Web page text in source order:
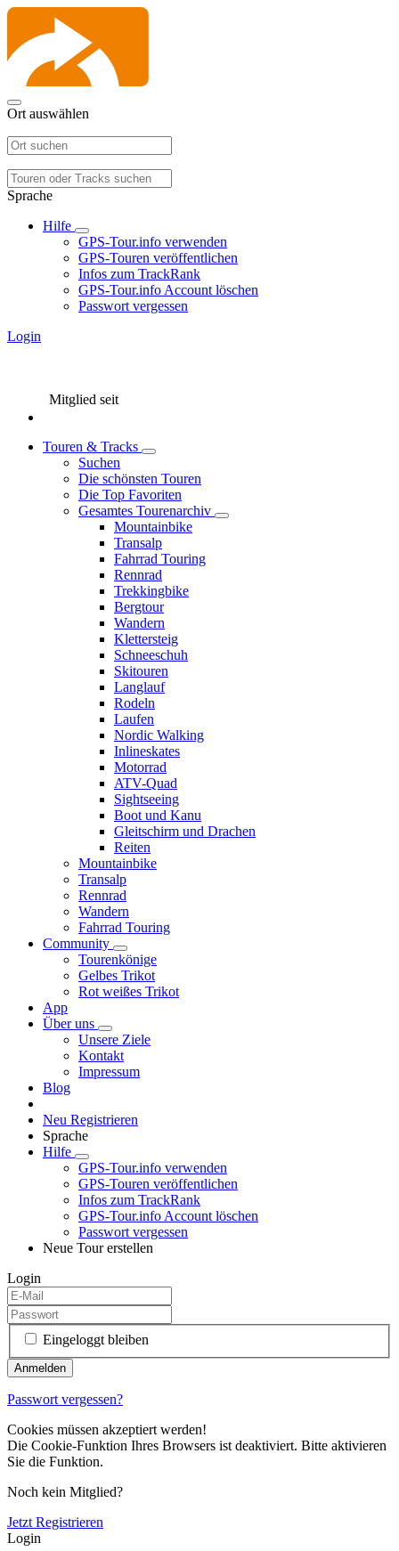
Ort auswählen
Sprache
Hilfe
GPS-Tour.info verwenden
GPS-Touren veröffentlichen
Infos zum TrackRank
GPS-Tour.info Account löschen
Passwort vergessen
Login
Mitglied seit
Touren & Tracks
Suchen
Die schönsten Touren
Die Top Favoriten
Gesamtes Tourenarchiv
Mountainbike
Transalp
Fahrrad Touring
Rennrad
Trekkingbike
Bergtour
Wandern
Klettersteig
Schneeschuh
Skitouren
Langlauf
Rodeln
Laufen
Nordic Walking
Inlineskates
Motorrad
ATV-Quad
Sightseeing
Boot und Kanu
Gleitschirm und Drachen
Reiten
Mountainbike
Transalp
Rennrad
Wandern
Fahrrad Touring
Community
Tourenkönige
Gelbes Trikot
Rot weißes Trikot
App
Über uns
Unsere Ziele
Kontakt
Impressum
Blog
Neu Registrieren
Sprache
Hilfe
GPS-Tour.info verwenden
GPS-Touren veröffentlichen
Infos zum TrackRank
GPS-Tour.info Account löschen
Passwort vergessen
Neue Tour erstellen
Login
Eingeloggt bleiben
Passwort vergessen?
Cookies müssen akzeptiert werden!
Die Cookie-Funktion Ihres Browsers ist deaktiviert. Bitte aktivieren
Sie die Funktion.
Noch kein Mitglied?
Jetzt Registrieren
Login